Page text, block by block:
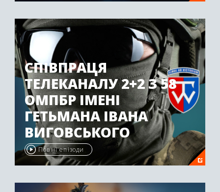
СПІВПРАЦЯ
ТЕЛЕКАНАЛУ 2+2 З 58
ОМПБР ІМЕНІ
ГЕТЬМАНА ІВАНА
ВИГОВСЬКОГО
Повні епізоди